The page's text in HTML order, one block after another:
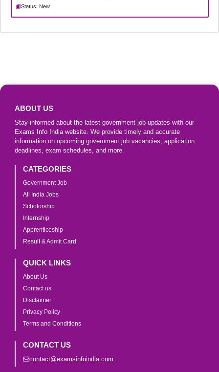
Status: New
ABOUT US
Stay informed about the latest government job updates with our
Exams Info India website. We provide timely and accurate
information on upcoming government job vacancies, application
deadlines, exam schedules, and more.
CATEGORIES
Government Job
All India Jobs
Scholorship
Internship
Apprenticeship
Result & Admit Card
QUICK LINKS
About Us
Contact us
Disclaimer
Privacy Policy
Terms and Conditions
CONTACT US
contact@examsinfoindia.com